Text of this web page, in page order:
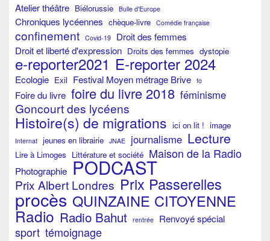
Atelier théâtre Biélorussie Bulle d'Europe
Chroniques lycéennes chèque-livre Comédie française
confinement Covid-19
Droit des femmes
Droit et liberté d'expression Droits des femmes dystopie
e-reporter2021 E-reporter 2024
Ecologie Exil Festival Moyen métrage Brive fo
Foire du livre foire du livre 2018 féminisme
Goncourt des lycéens
Histoire(s) de migrations ici on lit ! image
Internat jeunes en librairie JNAE journalisme Lecture
Lire à Limoges Littérature et société Maison de la Radio
Photographie PODCAST
Prix Albert Londres Prix Passerelles
procès QUINZAINE CITOYENNE
Radio Radio Bahut rentrée Renvoyé spécial
sport témoignage